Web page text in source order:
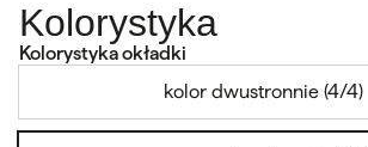
Kolorystyka
Kolorystyka okładki
kolor dwustronnie (4/4)